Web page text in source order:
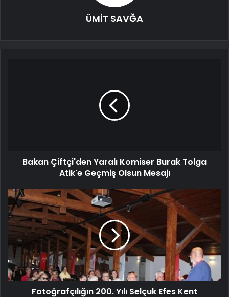
ÜMİT SAVĞA
Bakan Çiftçi'den Yaralı Komiser Burak Tolga
Atik'e Geçmiş Olsun Mesajı
Fotoğrafçılığın 200. Yılı Selçuk Efes Kent